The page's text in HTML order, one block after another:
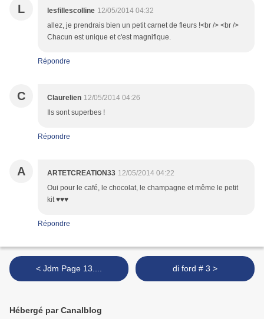
L lesfillescolline 12/05/2014 04:32
allez, je prendrais bien un petit carnet de fleurs !<br /> <br />
Chacun est unique et c'est magnifique.
Répondre
C Claurelien 12/05/2014 04:26
Ils sont superbes !
Répondre
A ARTETCREATION33 12/05/2014 04:22
Oui pour le café, le chocolat, le champagne et même le petit
kit ♥♥♥
Répondre
< Jdm Page 13.... di ford # 3 >
Hébergé par Canalblog